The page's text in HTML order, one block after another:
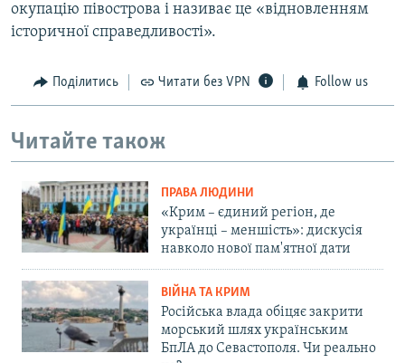
окупацію півострова і називає це «відновленням
історичної справедливості».
Поділитись Читати без VPN Follow us
Читайте також
ПРАВА ЛЮДИНИ
«Крим – єдиний регіон, де
українці – меншість»: дискусія
навколо нової пам'ятної дати
ВІЙНА ТА КРИМ
Російська влада обіцяє закрити
морський шлях українським
БпЛА до Севастополя. Чи реально